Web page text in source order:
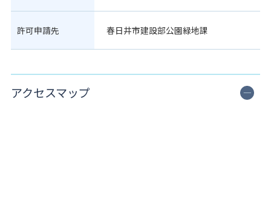
許可申請先 春日井市建設部公園緑地課
アクセスマップ